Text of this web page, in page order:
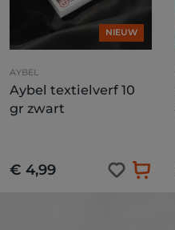
NIEUW
AYBEL
Aybel textielverf 10
gr zwart
€ 4,99